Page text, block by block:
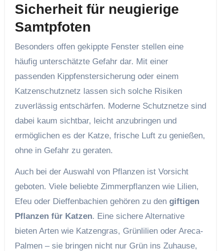
Sicherheit für neugierige
Samtpfoten
Besonders offen gekippte Fenster stellen eine
häufig unterschätzte Gefahr dar. Mit einer
passenden Kippfenstersicherung oder einem
Katzenschutznetz lassen sich solche Risiken
zuverlässig entschärfen. Moderne Schutznetze sind
dabei kaum sichtbar, leicht anzubringen und
ermöglichen es der Katze, frische Luft zu genießen,
ohne in Gefahr zu geraten.
Auch bei der Auswahl von Pflanzen ist Vorsicht
geboten. Viele beliebte Zimmerpflanzen wie Lilien,
Efeu oder Dieffenbachien gehören zu den giftigen
Pflanzen für Katzen. Eine sichere Alternative
bieten Arten wie Katzengras, Grünlilien oder Areca-
Palmen – sie bringen nicht nur Grün ins Zuhause,